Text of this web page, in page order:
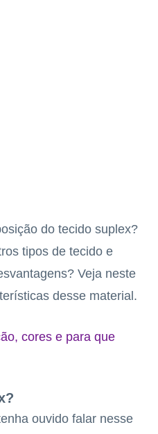
do tecido suplex?
tipos de tecido e
Veja neste
desse material.
cores e para que
ouvido falar nesse